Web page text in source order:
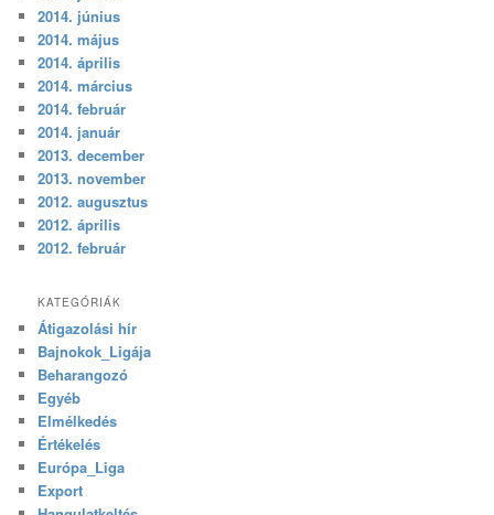
2014. június
2014. május
2014. április
2014. március
2014. február
2014. január
2013. december
2013. november
2012. augusztus
2012. április
2012. február
KATEGÓRIÁK
Átigazolási hír
Bajnokok_Ligája
Beharangozó
Egyéb
Elmélkedés
Értékelés
Európa_Liga
Export